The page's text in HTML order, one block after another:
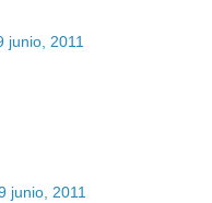
junio, 2011
junio, 2011